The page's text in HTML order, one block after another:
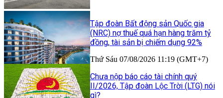
Tập đoàn Bất động sản Quốc gia
(NRC) nợ thuế quá hạn hàng trăm tỷ
đồng, tài sản bị chiếm dụng 92%
Thứ Sáu 07/08/2026 11:19 (GMT+7)
Chưa nộp báo cáo tài chính quý
II/2026, Tập đoàn Lộc Trời (LTG) nói
gì?